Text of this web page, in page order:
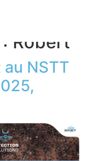
Robert
NSTT